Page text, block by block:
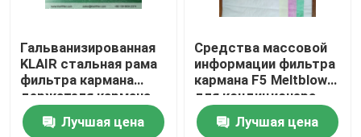
Гальванизированная
KLAIR стальная рама
фильтра кармана
держателя кармана
воздушного фильтра
сумки Лучшая цена
Средства массовой
информации фильтра
кармана F5 Meltblown
для кондиционера
HVAC
Лучшая цена